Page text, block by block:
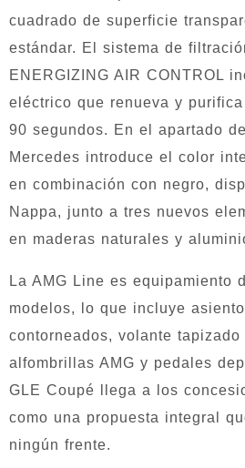
cuadrado de superficie
estándar. El sistema de
ENERGIZING AIR CONTROL
eléctrico que renueva y
90 segundos. En el apartado
Mercedes introduce el color
en combinación con negro,
Nappa, junto a tres nuevos
en maderas naturales y
La AMG Line es equipamiento
modelos, lo que incluye
contorneados, volante
alfombrillas AMG y pedales
GLE Coupé llega a los
como una propuesta integral
ningún frente.